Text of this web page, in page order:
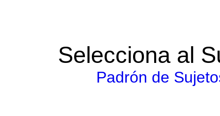
Selecciona al
Padrón de